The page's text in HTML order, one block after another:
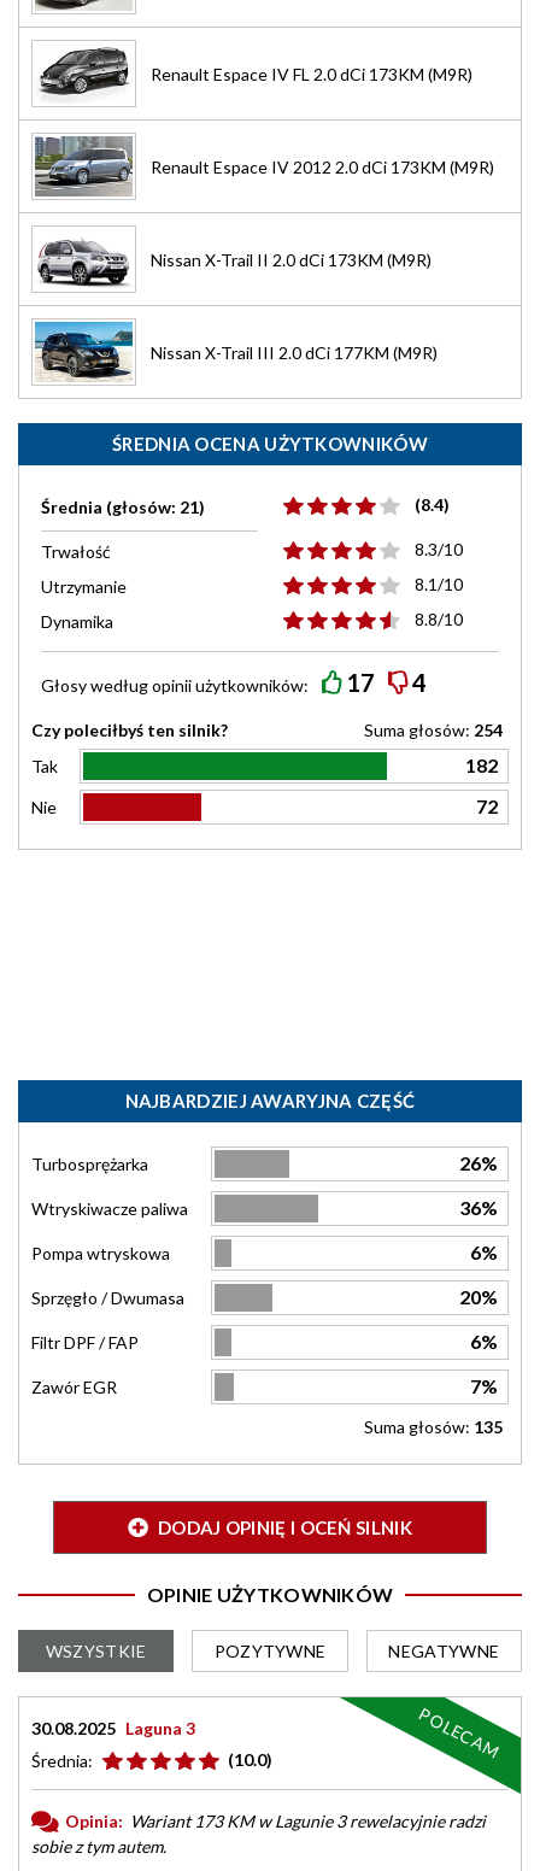
Renault Espace IV FL 2.0 dCi 173KM (M9R)
Renault Espace IV 2012 2.0 dCi 173KM (M9R)
Nissan X-Trail II 2.0 dCi 173KM (M9R)
Nissan X-Trail III 2.0 dCi 177KM (M9R)
ŚREDNIA OCENA UŻYTKOWNIKÓW
Średnia (głosów: 21) (8.4)
Trwałość
8.3/10
Utrzymanie
8.1/10
Dynamika
8.8/10
Głosy wedługopiniiużytkowników: 17 4
Czy poleciłbyś ten silnik? Suma głosów: 254
Tak
182
Nie 72
NAJBARDZIEJ AWARYJNA CZĘŚĆ
Turbosprężarka 26%
Wtryskiwacze paliwa 36%
Pompa wtryskowa 6%
Sprzęgło / Dwumasa 20%
Filtr DPF / FAP 6%
Zawór EGR 7%
Suma głosów: 135
DODAJ OPINIĘ I OCEŃ SILNIK
OPINIE UŻYTKOWNIKÓW
WSZYSTKIE POZYTYWNE NEGATYWNE
30.08.2025 Laguna 3
Średnia:
(10.0)
Opinia: Wariant 173 KM w Lagunie 3 rewelacyjnie radzi
sobie z tym autem.
POLECAM